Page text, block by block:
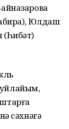
Юлдаш
сәхнәгә